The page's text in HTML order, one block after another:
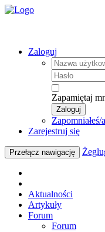
Zaloguj
Zapamiętaj
Zaloguj
Zapomniałeś/
Zarejestruj się
Przełącz nawigację
Aktualności
Artykuły
Forum
Forum